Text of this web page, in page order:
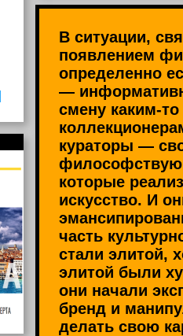
В ситуации,
появлением
определенно
—
смену каким-
кураторы —
которые
искусство. И
часть
стали элитой,
элитой были
они начали
бренд и
делать свою